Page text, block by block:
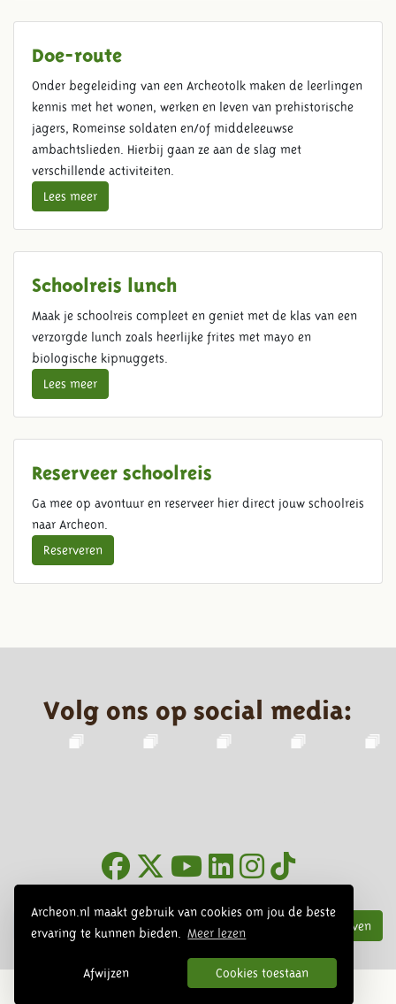
Archeon.nl maakt gebruik van cookies om jou de beste
ervaring te kunnen bieden.
Meer lezen
Afwijzen Cookies toestaan
Doe-route
Onder begeleiding van een Archeotolk maken de leerlingen
kennis met het wonen, werken en leven van prehistorische
jagers, Romeinse soldaten en/of middeleeuwse
ambachtslieden. Hierbij gaan ze aan de slag met
verschillende activiteiten.
Lees meer
Schoolreis lunch
Maak je schoolreis compleet en geniet met de klas van een
verzorgde lunch zoals heerlijke frites met mayo en
biologische kipnuggets.
Lees meer
Reserveer schoolreis
Ga mee op avontuur en reserveer hier direct jouw schoolreis
naar Archeon.
Reserveren
Volg ons op social media:
Inschrijven